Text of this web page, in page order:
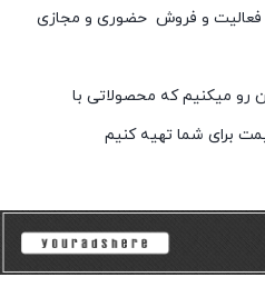
از سال 1396سابقه فعالیت و فروش حضوری و مجازی
رو میکنیم که محصولاتی با
برای شما تهیه کنیم